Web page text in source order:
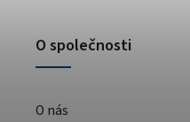
O společnosti
O nás